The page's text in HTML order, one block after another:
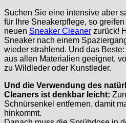
Suchen Sie eine intensive aber
für Ihre Sneakerpflege, so
neuen Sneaker Cleaner zurück!
Sneaker nach einem
wieder strahlend. Und das
aus allen Materialien geeignet,
zu Wildleder oder Kunstleder.
Und die Verwendung des
Cleaners ist denkbar leicht:
Schnürsenkel entfernen, damit
hinkommt.